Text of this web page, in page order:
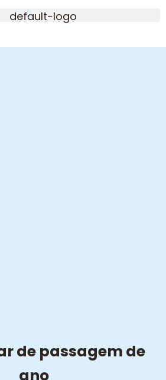
de passagem de
ano